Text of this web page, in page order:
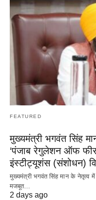
FEATURED
मुख्यमंत्री भगवंत सिंह
‘पंजाब रेगुलेशन ऑफ
इंस्टीट्यूशंस (संशोधन)
मुख्यमंत्री भगवंत सिंह मान के नेतृत्व
मजबूत…
2 days ago